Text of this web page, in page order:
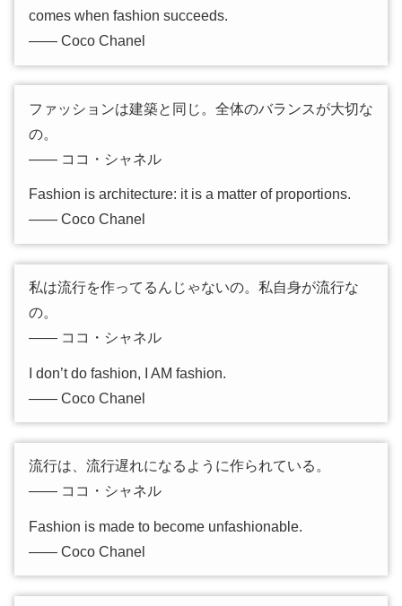
comes when fashion succeeds.
―― Coco Chanel
ファッションは建築と同じ。全体のバランスが大切な
の。
―― ココ・シャネル
Fashion is architecture: it is a matter of proportions.
―― Coco Chanel
私は流行を作ってるんじゃないの。私自身が流行な
の。
―― ココ・シャネル
I don’t do fashion, I AM fashion.
―― Coco Chanel
流行は、流行遅れになるように作られている。
―― ココ・シャネル
Fashion is made to become unfashionable.
―― Coco Chanel